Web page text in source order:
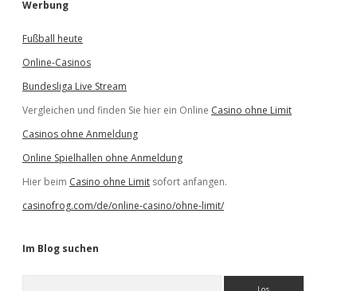
Werbung
Fußball heute
Online-Casinos
Bundesliga Live Stream
Vergleichen und finden Sie hier ein Online Casino ohne Limit
Casinos ohne Anmeldung
Online Spielhallen ohne Anmeldung
Hier beim Casino ohne Limit sofort anfangen.
casinofrog.com/de/online-casino/ohne-limit/
Im Blog suchen